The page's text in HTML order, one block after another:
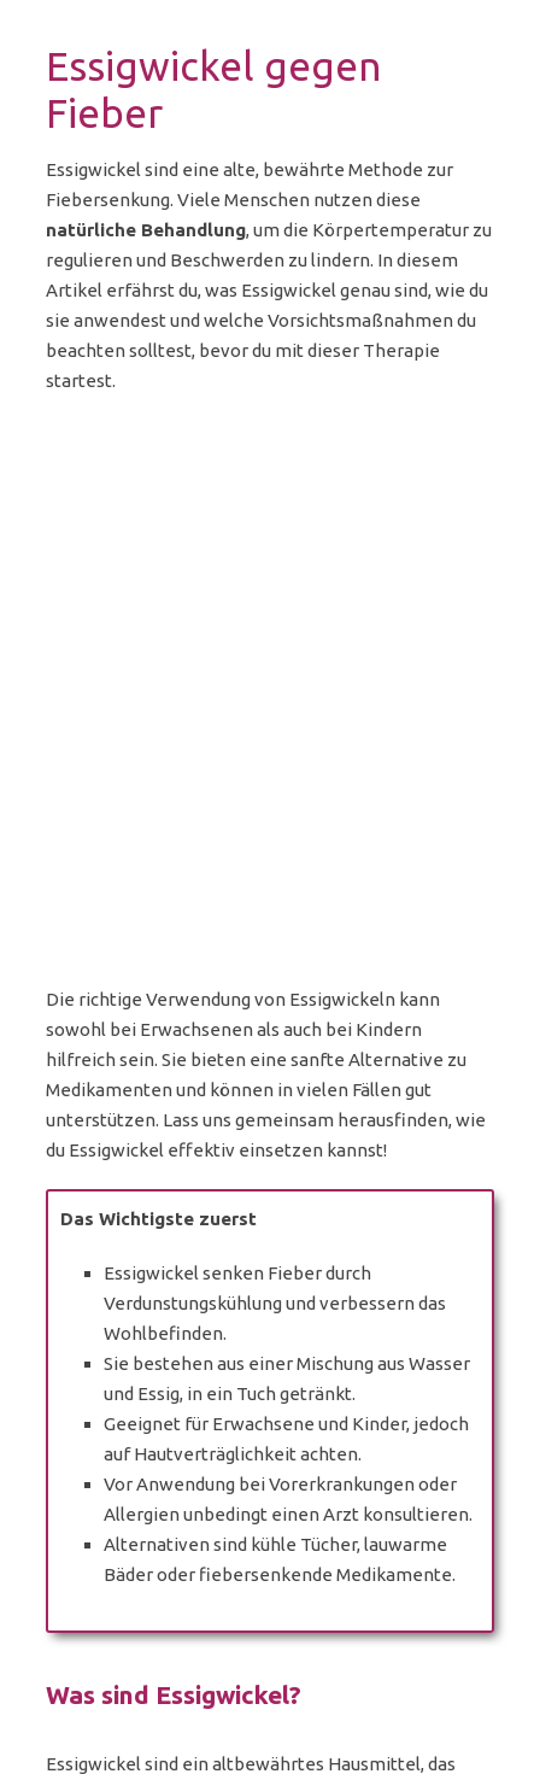
Essigwickel gegen
Fieber
Essigwickel sind eine alte, bewährte Methode zur
Fiebersenkung. Viele Menschen nutzen diese
natürliche Behandlung, um die Körpertemperatur zu
regulieren und Beschwerden zu lindern. In diesem
Artikel erfährst du, was Essigwickel genau sind, wie du
sie anwendest und welche Vorsichtsmaßnahmen du
beachten solltest, bevor du mit dieser Therapie
startest.
Die richtige Verwendung von Essigwickeln kann
sowohl bei Erwachsenen als auch bei Kindern
hilfreich sein. Sie bieten eine sanfte Alternative zu
Medikamenten und können in vielen Fällen gut
unterstützen. Lass uns gemeinsam herausfinden, wie
du Essigwickel effektiv einsetzen kannst!
Das Wichtigste zuerst
Essigwickel senken Fieber durch
Verdunstungskühlung und verbessern das
Wohlbefinden.
Sie bestehen aus einer Mischung aus Wasser
und Essig, in ein Tuch getränkt.
Geeignet für Erwachsene und Kinder, jedoch
auf Hautverträglichkeit achten.
Vor Anwendung bei Vorerkrankungen oder
Allergien unbedingt einen Arzt konsultieren.
Alternativen sind kühle Tücher, lauwarme
Bäder oder fiebersenkende Medikamente.
Was sind Essigwickel?
Essigwickel sind ein altbewährtes Hausmittel, das